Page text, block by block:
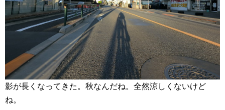
影が長くなってきた。秋なんだね。全然涼しくないけど
ね。